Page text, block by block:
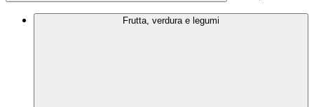
Frutta, verdura e legumi